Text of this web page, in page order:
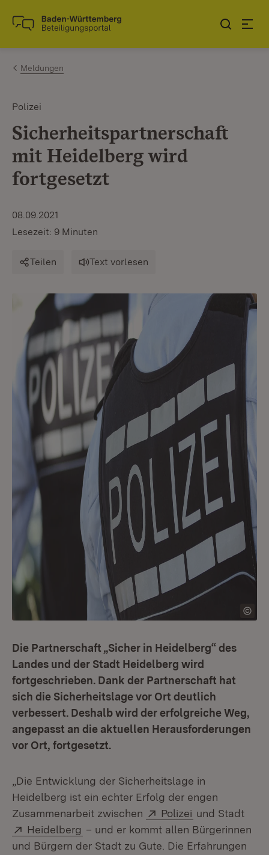
Zum Inhalt springen
Link zur Startseite
Meldungen
Polizei
Sicherheitspartnerschaft
mit Heidelberg wird
fortgesetzt
08.09.2021
Lesezeit: 9 Minuten
Teilen Text vorlesen
Die Partnerschaft „Sicher in Heidelberg“ des
Landes und der Stadt Heidelberg wird
fortgeschrieben. Dank der Partnerschaft hat
sich die Sicherheitslage vor Ort deutlich
verbessert. Deshalb wird der erfolgreiche Weg,
angepasst an die aktuellen Herausforderungen
vor Ort, fortgesetzt.
„Die Entwicklung der Sicherheitslage in
Heidelberg ist ein echter Erfolg der engen
Zusammenarbeit zwischen
Extern:
Polizei (Öffnet in
und Stadt
Extern:
Heidelberg (Öffnet in neuem Fenster)
– und er kommt allen Bürgerinnen
und Bürgern der Stadt zu Gute. Die Erfahrungen